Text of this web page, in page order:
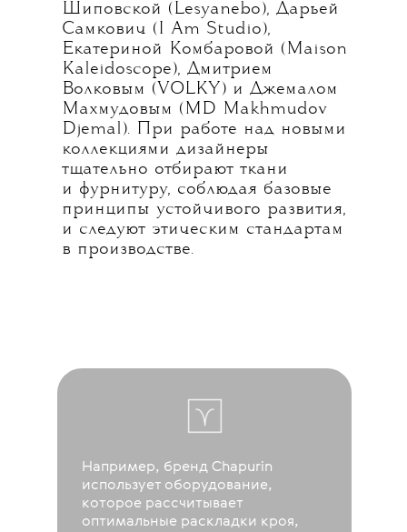
Шиповской (Lesyanebo), Дарьей
Самкович (I Am Studio),
Екатериной Комбаровой (Maison
Kaleidoscope), Дмитрием
Волковым (VOLKY) и Джемалом
Махмудовым (MD Makhmudov
Djemal). При работе над новыми
коллекциями дизайнеры
тщательно отбирают ткани
и фурнитуру, соблюдая базовые
принципы устойчивого развития,
и следуют этическим стандартам
в производстве.
Например, бренд Chapurin
использует оборудование,
которое рассчитывает
оптимальные раскладки кроя,